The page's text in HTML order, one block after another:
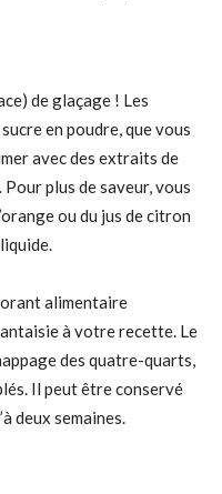
de glaçage ! Les
en poudre, que vous
avec des extraits de
plus de saveur, vous
ou du jus de citron
alimentaire
à votre recette. Le
des quatre-quarts,
Il peut être conservé
deux semaines.